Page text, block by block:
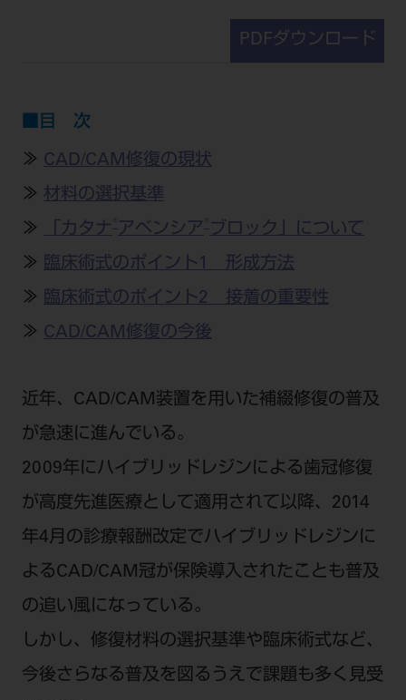
PDFダウンロード
■目 次
≫ CAD/CAM修復の現状
≫ 材料の選択基準
≫
「カタナ アベンシア ブロック」について
≫ 臨床術式のポイント1 形成方法
≫ 臨床術式のポイント2 接着の重要性
≫ CAD/CAM修復の今後
近年、CAD/CAM装置を用いた補綴修復の普及
が急速に進んでいる。
2009年にハイブリッドレジンによる歯冠修復
が高度先進医療として適用されて以降、2014
年4月の診療報酬改定でハイブリッドレジンに
よるCAD/CAM冠が保険導入されたことも普及
の追い風になっている。
しかし、修復材料の選択基準や臨床術式など、
今後さらなる普及を図るうえで課題も多く見受
中古医療機器
添付文書の電子化
オンラインカタログ InternetDO
モリタ友の会のご案内
モリタ友の会無料会員登録
商品感動体験
BLOG
Q&A
修理・メンテナンス等
学会・研究会
DENTAL OFFICE セレクション
会員登録
ログイン
pd style
pdとは
院内ツアー
デンタルマガジン
ビデオライブラリー
DMR（ディーエムアール）
メールマガジンスマイル＋
ビバリーくんの歯科イラスト素材集
SNS
公式SNS一覧
ビバリーくんLINEスタンプ
ショールーム
全国のショールーム
東京
大阪
京都
広島
福岡
Dental Plaza Tokyo
MDSC
MDSCについて
メール
メールでのお問い合わせはこちら
FAX /0800-222-6480
す。